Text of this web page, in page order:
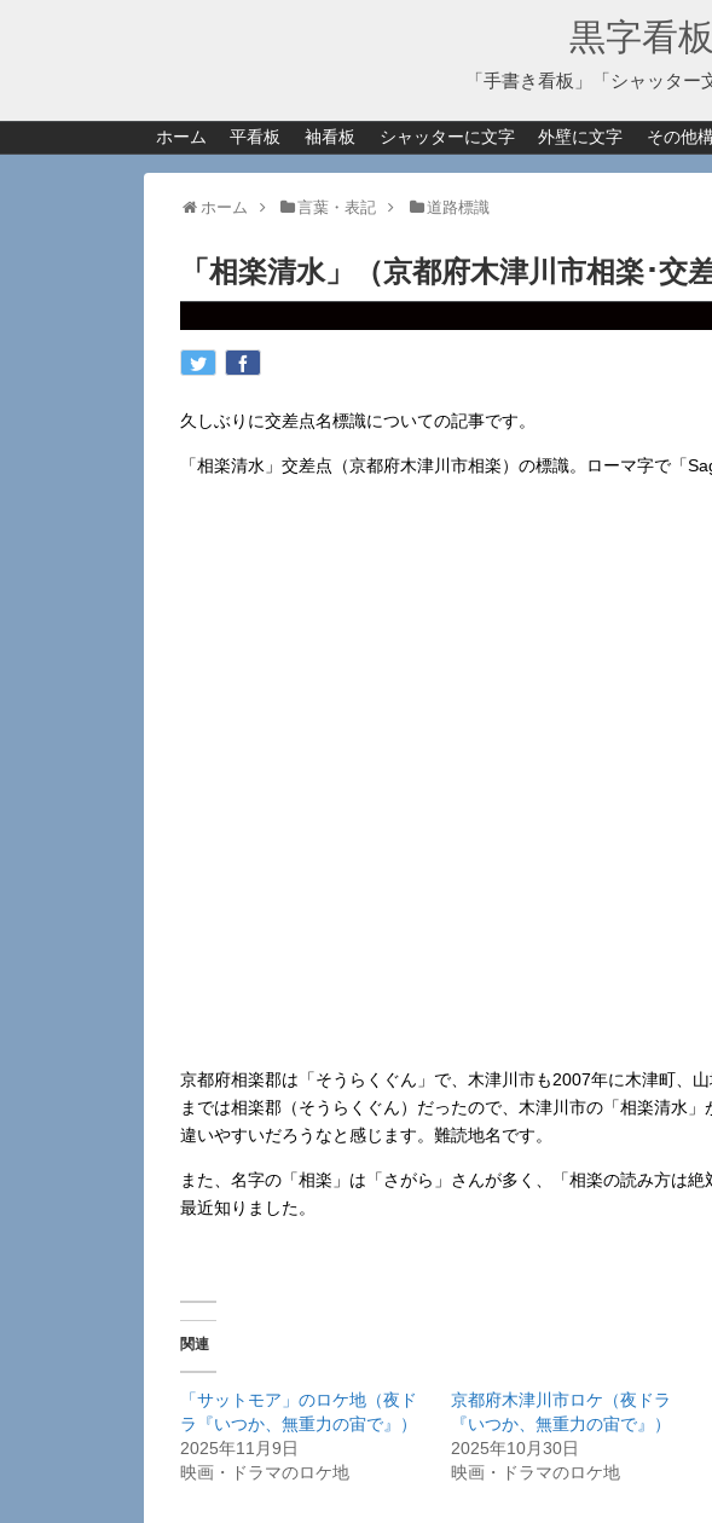
黒字看
「手書き看板」「シャッタ
ホーム 平看板 袖看板 シャッターに文字 外壁に文字 その他
ホーム 言葉・表記 道路標識
「相楽清水」（京都府木津川市相楽･交
久しぶりに交差点名標識についての記事です。
「相楽清水」交差点（京都府木津川市相楽）の標識。ローマ字で「
京都府相楽郡は「そうらくぐん」で、木津川市も2007年に木津町、
までは相楽郡（そうらくぐん）だったので、木津川市の「相楽清水
違いやすいだろうなと感じます。難読地名です。
また、名字の「相楽」は「さがら」さんが多く、「相楽の読み方は絶
最近知りました。
関連
「サットモア」のロケ地（夜ド
ラ『いつか、無重力の宙で』）
2025年11月9日
映画・ドラマのロケ地
京都府木津川市ロケ（夜ドラ
『いつか、無重力の宙で』）
2025年10月30日
映画・ドラマのロケ地